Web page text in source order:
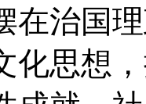
在治国
化思想